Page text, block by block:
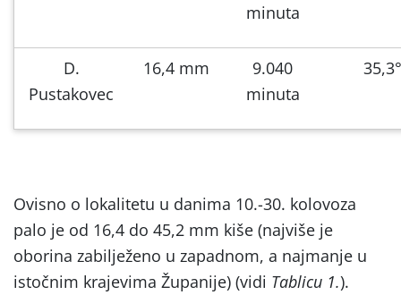
minuta
D.
Pustakovec
16,4 mm
9.040
minuta
Ovisno o lokalitetu u danima 10.-30. kolovoza
palo je od 16,4 do 45,2 mm kiše (najviše je
oborina zabilježeno u zapadnom, a najmanje u
istočnim krajevima Županije) (vidi Tablicu 1.).